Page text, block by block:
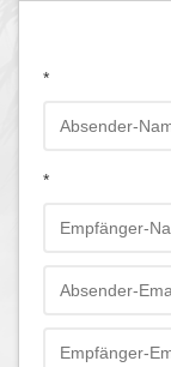
*
*